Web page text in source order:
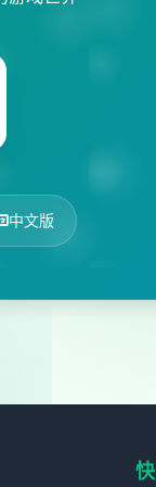
中文版